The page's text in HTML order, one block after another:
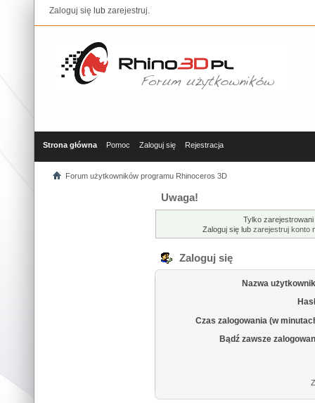
Zaloguj się lub zarejestruj.
Strona główna Pomoc Zaloguj się Rejestracja
Forum użytkowników programu Rhinoceros 3D
Uwaga!
Tylko
Zaloguj się lub zarejestruj konto
Zaloguj się
Nazwa
Czas zalogowania (w
Bądź zawsze